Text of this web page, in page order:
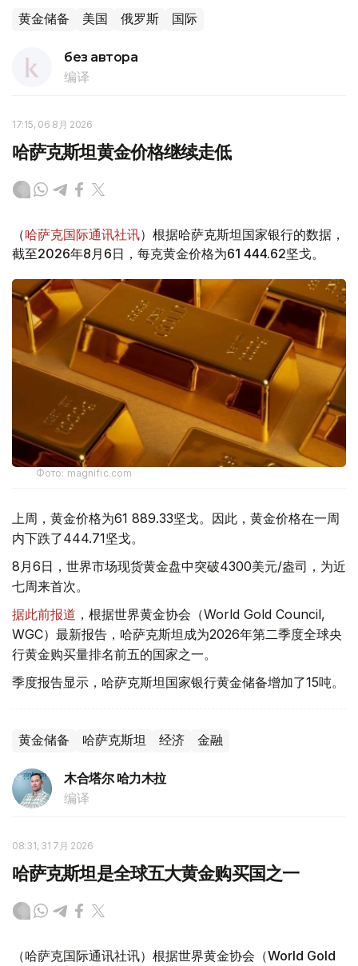
黄金储备 美国 俄罗斯 国际
без автора
编译
17:15, 06 8月 2026
哈萨克斯坦黄金价格继续走低
（哈萨克国际通讯社讯）根据哈萨克斯坦国家银行的数据，
截至2026年8月6日，每克黄金价格为61 444.62坚戈。
Фото: magnific.com
上周，黄金价格为61 889.33坚戈。因此，黄金价格在一周
内下跌了444.71坚戈。
8月6日，世界市场现货黄金盘中突破4300美元/盎司，为近
七周来首次。
据此前报道 ，根据世界黄金协会（World Gold Council,
WGC）最新报告，哈萨克斯坦成为2026年第二季度全球央
行黄金购买量排名前五的国家之一。
季度报告显示，哈萨克斯坦国家银行黄金储备增加了15吨。
黄金储备 哈萨克斯坦 经济 金融
木合塔尔 哈力木拉
编译
08:31, 31 7月 2026
哈萨克斯坦是全球五大黄金购买国之一
（哈萨克国际通讯社讯）根据世界黄金协会（World Gold